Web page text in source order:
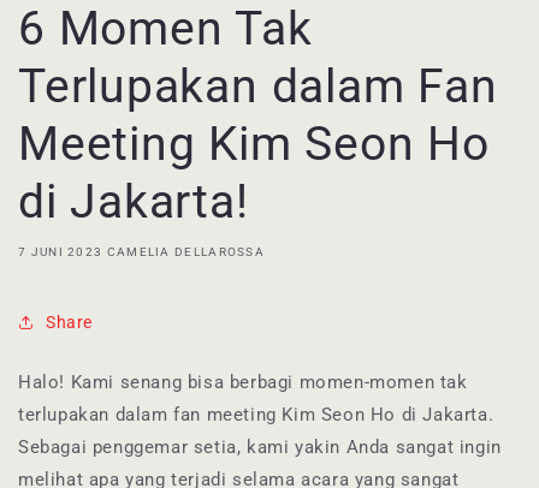
6 Momen Tak
Terlupakan dalam Fan
Meeting Kim Seon Ho
di Jakarta!
7 JUNI 2023 CAMELIA DELLAROSSA
Share
Halo! Kami senang bisa berbagi momen-momen tak
terlupakan dalam fan meeting Kim Seon Ho di Jakarta.
Sebagai penggemar setia, kami yakin Anda sangat ingin
melihat apa yang terjadi selama acara yang sangat